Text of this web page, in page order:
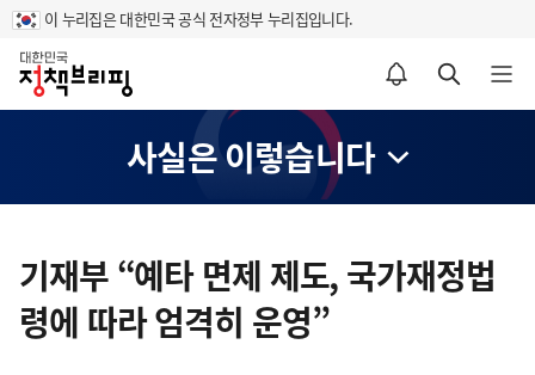
이 누리집은 대한민국 공식 전자정부 누리집입니다.
홈
알림설정 바로가기 검색 바로가기 메뉴 열기
사실은 이렇습니다
텐
츠
영
기재부 “예타 면제 제도, 국가재정법
령에 따라 엄격히 운영”